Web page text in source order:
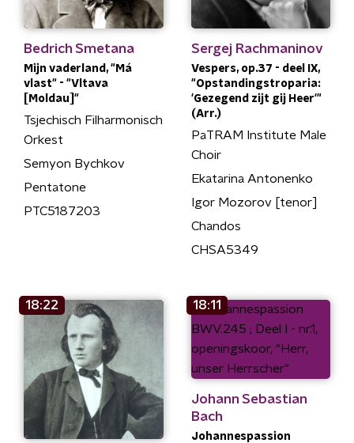
Bedrich Smetana
Mijn vaderland, "Má
vlast" - "Vltava
[Moldau]"
Tsjechisch Filharmonisch
Orkest
Semyon Bychkov
Pentatone
PTC5187203
Sergej Rachmaninov
Vespers, op.37 - deel IX,
"Opstandingstroparia:
'Gezegend zijt gij Heer'"
(Arr.)
PaTRAM Institute Male
Choir
Ekatarina Antonenko
Igor Mozorov [tenor]
Chandos
CHSA5349
18:22 18:11
Johann Sebastian
Bach
Johannespassion